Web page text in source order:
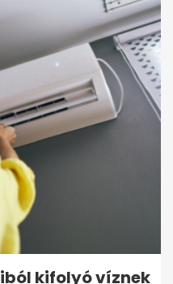
kifolyó víznek